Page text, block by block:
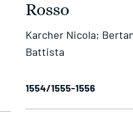
Rosso
Karcher Nicola;
Battista
1554/1555-1556